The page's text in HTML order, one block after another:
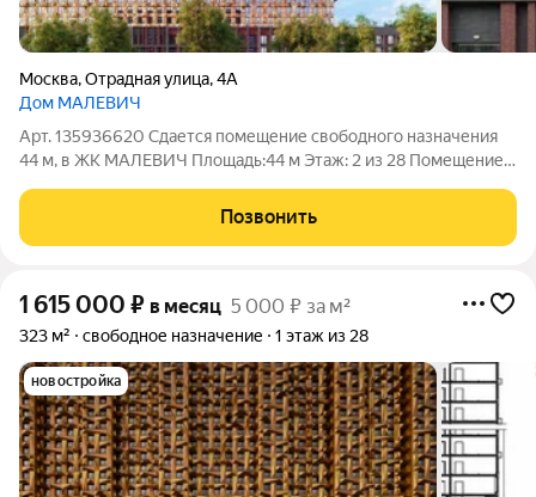
Москва,Отрадная улица,4А
Дом МАЛЕВИЧ
Арт. 135936620 Сдается помещение свободного назначения
44 м, в ЖК МАЛЕВИЧ Площадь:44 м Этаж: 2 из 28 Помещение:
Ботанический сад (5 мин.) Аренда нежилого помещения
площадью 44 м в уникальном
Позвонить
1 615 000 ₽ в месяц 5 000 ₽ за м²
323 м² свободное назначение 1 этаж из 28
новостройка